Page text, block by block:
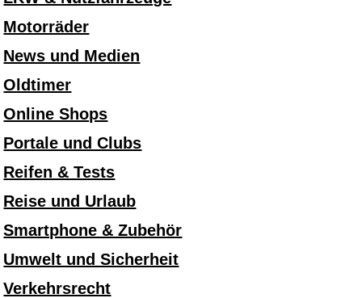
Motorräder
News und Medien
Oldtimer
Online Shops
Portale und Clubs
Reifen & Tests
Reise und Urlaub
Smartphone & Zubehör
Umwelt und Sicherheit
Verkehrsrecht